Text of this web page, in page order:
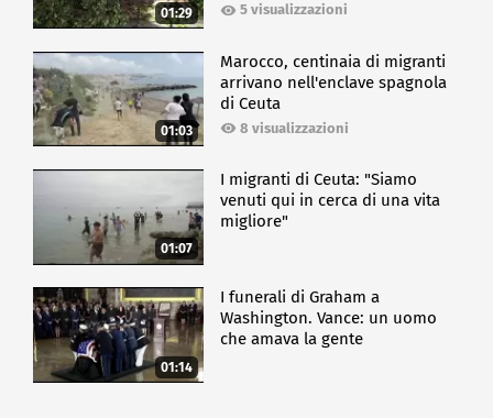
01:29 5 visualizzazioni
01:03
Marocco, centinaia di migranti
arrivano nell'enclave spagnola
di Ceuta
8 visualizzazioni
01:07
I migranti di Ceuta: "Siamo
venuti qui in cerca di una vita
migliore"
01:14
I funerali di Graham a
Washington. Vance: un uomo
che amava la gente